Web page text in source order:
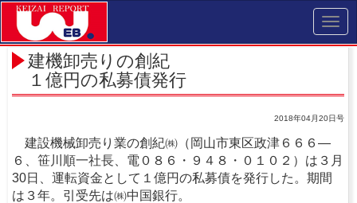
建機卸売りの創紀
１億円の私募債発行
2018年04月20日号
建設機械卸売り業の創紀㈱（岡山市東区政津６６６―
６、笹川順一社長、電０８６・９４８・０１０２）は３月
30日、運転資金として１億円の私募債を発行した。期間
は３年。引受先は㈱中国銀行。